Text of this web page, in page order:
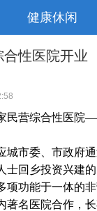
健康休闲
性医院开业
民营综合性医院
市委、市政府通
士回乡投资兴建
项功能于一体的
著名医院合作，